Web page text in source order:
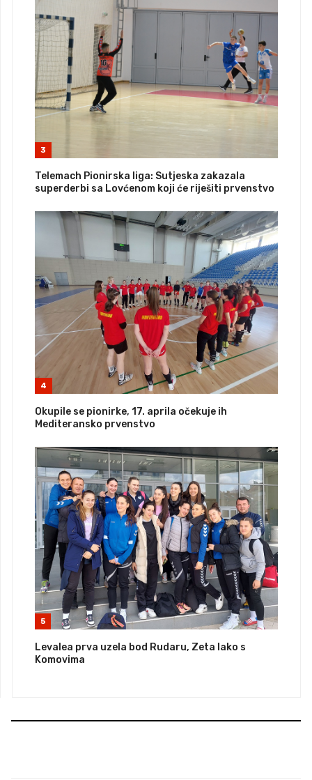
3
Telemach Pionirska liga: Sutjeska zakazala
superderbi sa Lovćenom koji će riješiti prvenstvo
4
Okupile se pionirke, 17. aprila očekuje ih
Mediteransko prvenstvo
5
Levalea prva uzela bod Rudaru, Zeta lako s
Komovima